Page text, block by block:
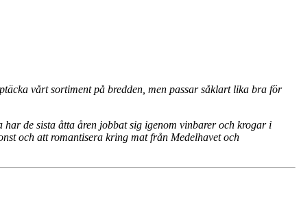
vårt sortiment på bredden, men passar såklart lika bra för
de sista åtta åren jobbat sig igenom vinbarer och krogar i
och att romantisera kring mat från Medelhavet och